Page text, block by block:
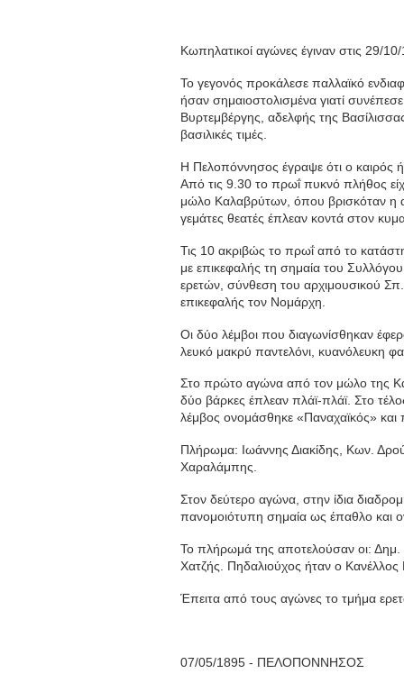
Κωπηλατικοί αγώνες έγιναν στις 29/
Το γεγονός προκάλεσε παλλαϊκό
ήσαν σημαιοστολισμένα γιατί
Βυρτεμβέργης, αδελφής της
βασιλικές τιμές.
Η Πελοπόννησος έγραψε ότι ο καιρός
Από τις 9.30 το πρωΐ πυκνό πλήθος
μώλο Καλαβρύτων, όπου βρισκόταν η
γεμάτες θεατές έπλεαν κοντά στον
Τις 10 ακριβώς το πρωΐ από το
με επικεφαλής τη σημαία του
ερετών, σύνθεση του αρχιμουσικού
επικεφαλής τον Νομάρχη.
Οι δύο λέμβοι που διαγωνίσθηκαν
λευκό μακρύ παντελόνι, κυανόλευκη
Στο πρώτο αγώνα από τον μώλο της
δύο βάρκες έπλεαν πλάϊ-πλάϊ. Στο
λέμβος ονομάσθηκε «Παναχαϊκός»
Πλήρωμα: Ιωάννης Διακίδης, Κων.
Χαραλάμπης.
Στον δεύτερο αγώνα, στην ίδια
πανομοιότυπη σημαία ως έπαθλο και
Το πλήρωμά της αποτελούσαν οι: Δημ.
Χατζής. Πηδαλιούχος ήταν ο
Έπειτα από τους αγώνες το τμήμα
07/05/1895 - ΠΕΛΟΠΟΝΝΗΣΟΣ